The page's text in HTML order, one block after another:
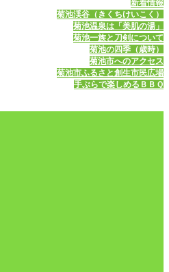
新着情報
菊池渓谷（きくちけいこく）
菊池温泉は「美肌の湯」
菊池一族と刀剣について
菊池の四季（歳時）
菊池市へのアクセス
菊池市ふるさと創生市民広場
手ぶらで楽しめるＢＢＱ